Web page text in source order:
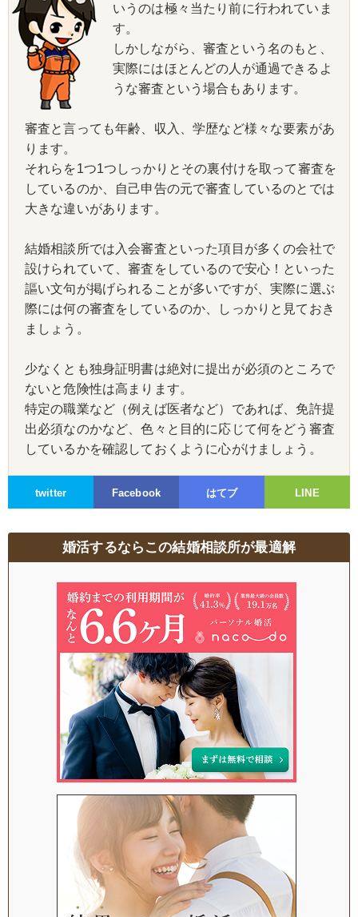
いうのは極々当たり前に行われていま
す。
しかしながら、審査という名のもと、
実際にはほとんどの人が通過できるよ
うな審査という場合もあります。
審査と言っても年齢、収入、学歴など様々な要素があ
ります。
それらを1つ1つしっかりとその裏付けを取って審査を
しているのか、自己申告の元で審査しているのとでは
大きな違いがあります。
結婚相談所では入会審査といった項目が多くの会社で
設けられていて、審査をしているので安心！といった
謳い文句が掲げられることが多いですが、実際に選ぶ
際には何の審査をしているのか、しっかりと見ておき
ましょう。
少なくとも独身証明書は絶対に提出が必須のところで
ないと危険性は高まります。
特定の職業など（例えば医者など）であれば、免許提
出必須なのかなど、色々と目的に応じて何をどう審査
しているかを確認しておくように心がけましょう。
twitter Facebook はてブ LINE
婚活するならこの結婚相談所が最適解